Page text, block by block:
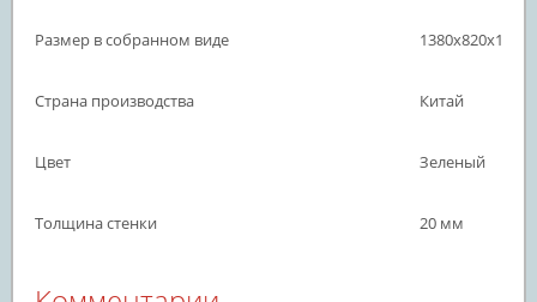
Размер в собранном виде
Страна производства Китай
Цвет Зеленый
Толщина стенки 20 мм